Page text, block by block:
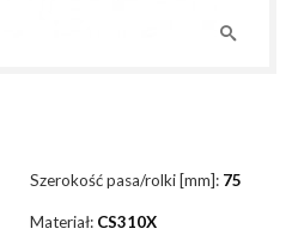
Szerokość pasa/rolki [mm]: 75
Materiał: CS310X